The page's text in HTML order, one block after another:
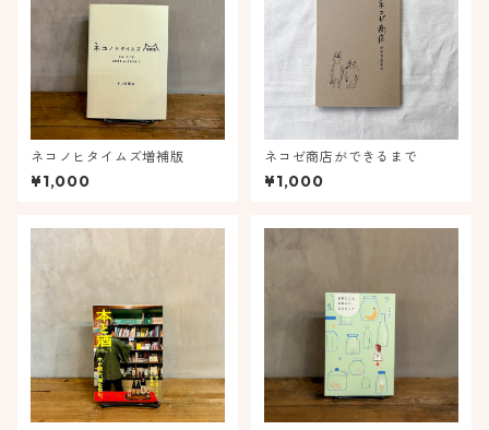
ネコノヒタイムズ増補版
¥1,000
ネコゼ商店ができるまで
¥1,000